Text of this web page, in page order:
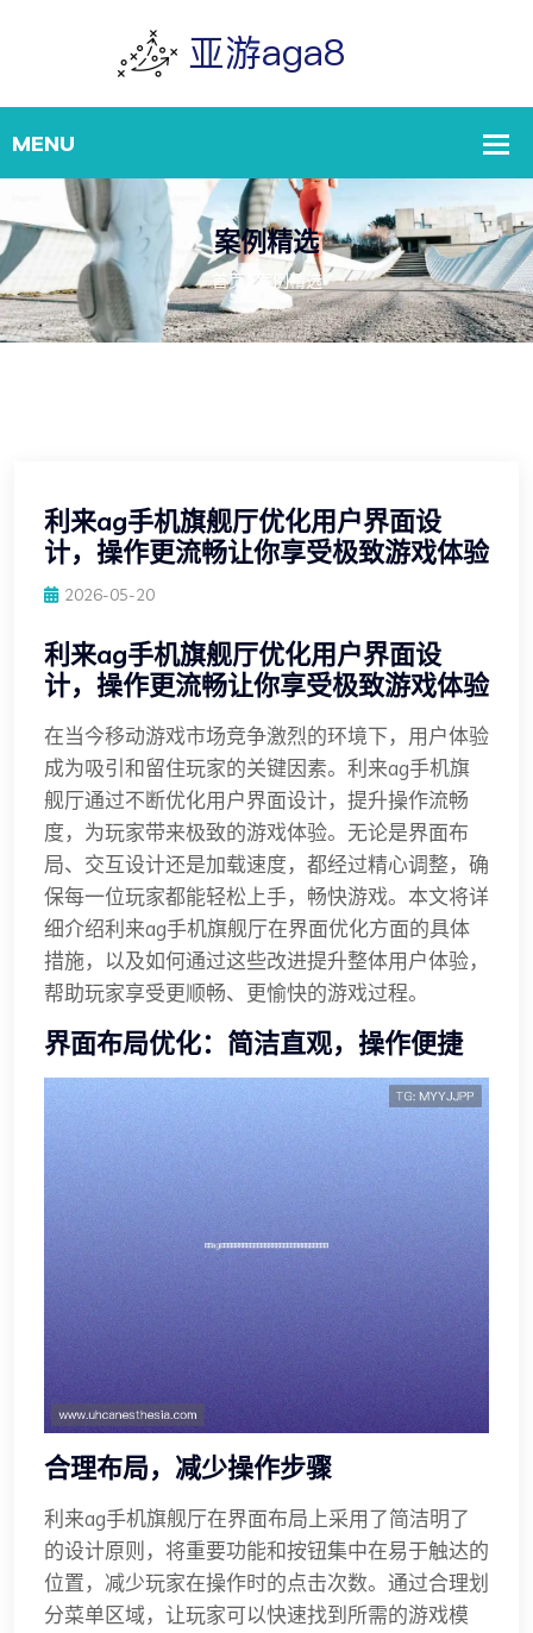
案例精选
首页 案例精选
利来ag手机旗舰厅优化用户界面设
计，操作更流畅让你享受极致游戏体验
2026-05-20
利来ag手机旗舰厅优化用户界面设
计，操作更流畅让你享受极致游戏体验
在当今移动游戏市场竞争激烈的环境下，用户体验
成为吸引和留住玩家的关键因素。利来ag手机旗
舰厅通过不断优化用户界面设计，提升操作流畅
度，为玩家带来极致的游戏体验。无论是界面布
局、交互设计还是加载速度，都经过精心调整，确
保每一位玩家都能轻松上手，畅快游戏。本文将详
细介绍利来ag手机旗舰厅在界面优化方面的具体
措施，以及如何通过这些改进提升整体用户体验，
帮助玩家享受更顺畅、更愉快的游戏过程。
界面布局优化：简洁直观，操作便捷
合理布局，减少操作步骤
利来ag手机旗舰厅在界面布局上采用了简洁明了
的设计原则，将重要功能和按钮集中在易于触达的
位置，减少玩家在操作时的点击次数。通过合理划
分菜单区域，让玩家可以快速找到所需的游戏模